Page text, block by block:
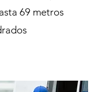
69 metros